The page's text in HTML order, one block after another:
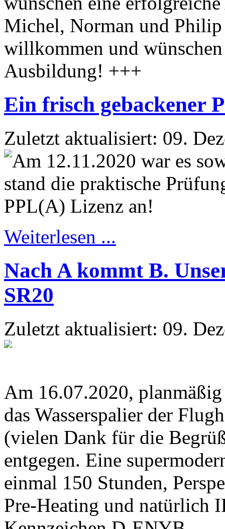
Ein frisch gebackener
Zuletzt aktualisiert: 09.
Weiterlesen ...
Nach A kommt B.
SR20
Zuletzt aktualisiert: 09.
Am 16.07.2020,
das Wasserspalier der
(vielen Dank für die
entgegen. Eine
einmal 150 Stunden,
Pre-Heating und natürlich